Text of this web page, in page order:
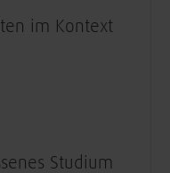
im Kontext
Studium